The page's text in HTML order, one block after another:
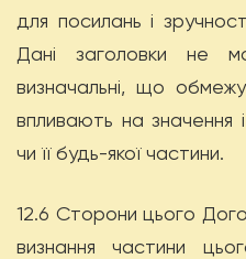
для посилань і
Дані заголовки не
визначальні, що
впливають на значення
чи її будь-якої частини.
12.6 Сторони цього
визнання частини